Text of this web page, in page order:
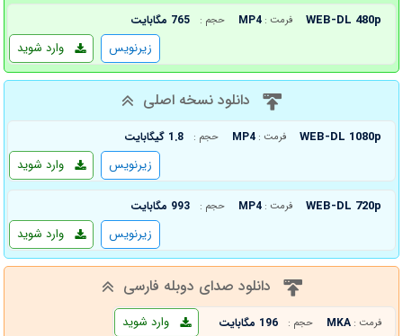
WEB-DL 480p فرمت : MP4 حجم : 765 مگابایت
وارد شوید زیرنویس
دانلود نسخه اصلی
WEB-DL 1080p فرمت : MP4 حجم : 1.8 گیگابایت
وارد شوید زیرنویس
WEB-DL 720p فرمت : MP4 حجم : 993 مگابایت
وارد شوید زیرنویس
دانلود صدای دوبله فارسی
فرمت : MKA حجم : 196 مگابایت وارد شوید